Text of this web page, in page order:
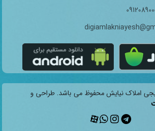
املاک نیایش محفوظ می باشد. طراحی و